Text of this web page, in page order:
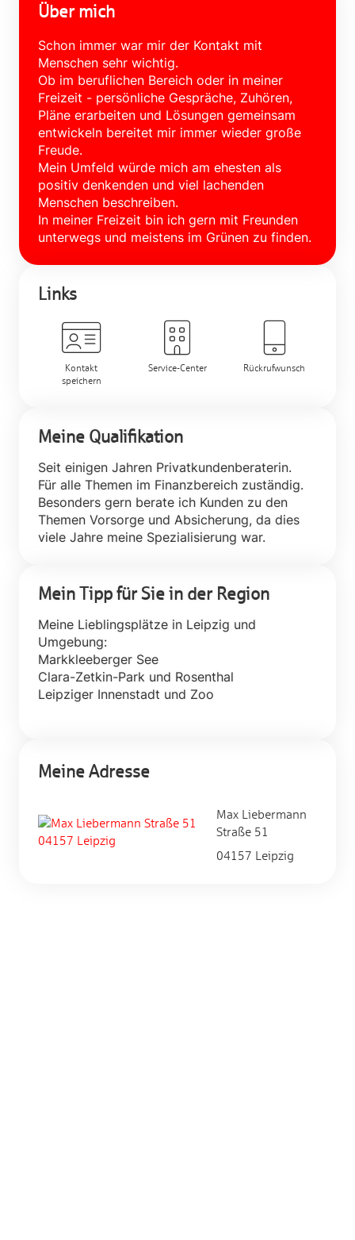
Über mich
Schon immer war mir der Kontakt mit
Menschen sehr wichtig.
Ob im beruflichen Bereich oder in meiner
Freizeit - persönliche Gespräche, Zuhören,
Pläne erarbeiten und Lösungen gemeinsam
entwickeln bereitet mir immer wieder große
Freude.
Mein Umfeld würde mich am ehesten als
positiv denkenden und viel lachenden
Menschen beschreiben.
In meiner Freizeit bin ich gern mit Freunden
unterwegs und meistens im Grünen zu finden.
Links
Kontakt
speichern
Service-Center Rückrufwunsch
Meine Qualifikation
Seit einigen Jahren Privatkundenberaterin.
Für alle Themen im Finanzbereich zuständig.
Besonders gern berate ich Kunden zu den
Themen Vorsorge und Absicherung, da dies
viele Jahre meine Spezialisierung war.
Mein Tipp für Sie in der Region
Meine Lieblingsplätze in Leipzig und
Umgebung:
Markkleeberger See
Clara-Zetkin-Park und Rosenthal
Leipziger Innenstadt und Zoo
Meine Adresse
Max Liebermann
Straße 51
04157 Leipzig